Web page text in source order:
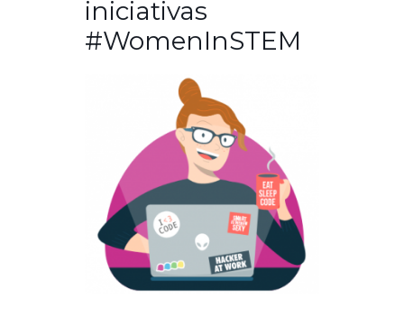
iniciativas
#WomenInSTEM